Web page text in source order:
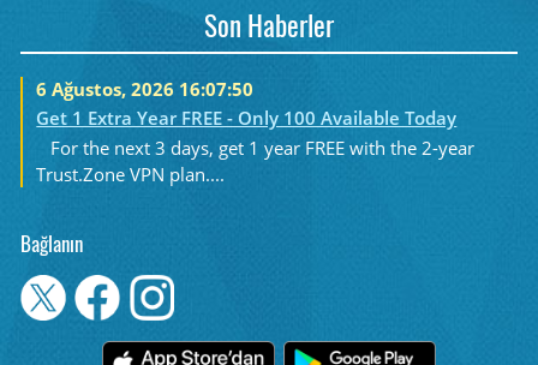
Son Haberler
6 Ağustos, 2026 16:07:50
Get 1 Extra Year FREE - Only 100 Available Today
For the next 3 days, get 1 year FREE with the 2-year
Trust.Zone VPN plan....
Bağlanın